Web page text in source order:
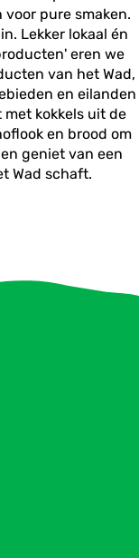
voor pure smaken.
Lekker lokaal én
eren we
van het Wad,
en eilanden
met kokkels uit de
en brood om
geniet van een
Wad schaft.